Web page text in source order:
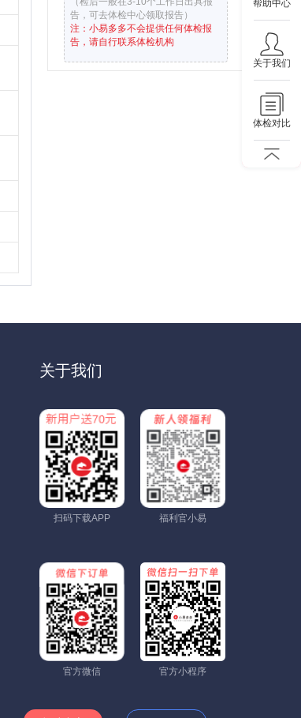
帮助中心
关于我们
体检对比
告，可去体检中心领取报告）
注：小易多多不会提供任何体检报
告，请自行联系体检机构
关于我们
扫码下载APP 福利官小易
官方微信 官方小程序